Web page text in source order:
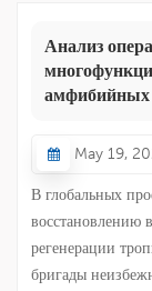
Анализ
амфибийных
May 19,
В глобальных
восстановлению
регенерации
бригады